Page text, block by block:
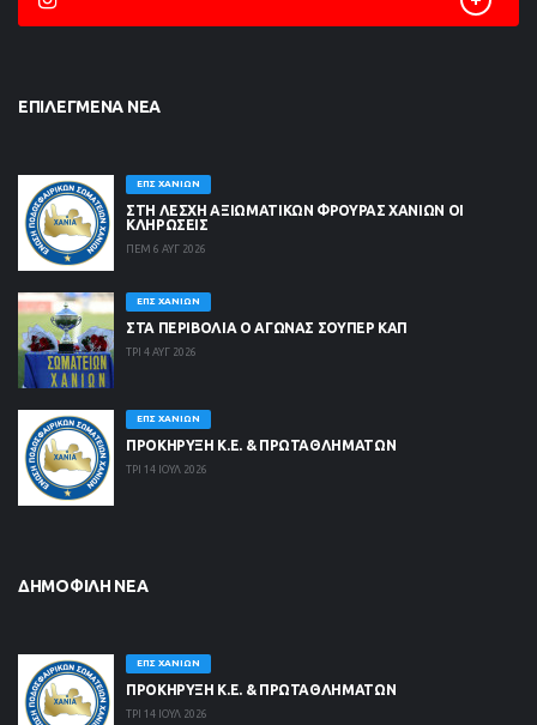
ΕΠΙΛΕΓΜΈΝΑ ΝΈΑ
ΕΠΣ ΧΑΝΊΩΝ
ΣΤΗ ΛΈΣΧΗ ΑΞΙΩΜΑΤΙΚΏΝ ΦΡΟΥΡΆΣ ΧΑΝΊΩΝ ΟΙ
ΚΛΗΡΏΣΕΙΣ
ΠΕΜ 6 ΑΥΓ 2026
ΕΠΣ ΧΑΝΊΩΝ
ΣΤΑ ΠΕΡΙΒΟΛΙΑ Ο ΑΓΩΝΑΣ ΣΟΥΠΕΡ ΚΑΠ
ΤΡΙ 4 ΑΥΓ 2026
ΕΠΣ ΧΑΝΊΩΝ
ΠΡΟΚΗΡΥΞΗ Κ.Ε. & ΠΡΩΤΑΘΛΗΜΑΤΩΝ
ΤΡΙ 14 ΙΟΥΛ 2026
ΔΗΜΟΦΙΛΉ ΝΈΑ
ΕΠΣ ΧΑΝΊΩΝ
ΠΡΟΚΗΡΥΞΗ Κ.Ε. & ΠΡΩΤΑΘΛΗΜΑΤΩΝ
ΤΡΙ 14 ΙΟΥΛ 2026